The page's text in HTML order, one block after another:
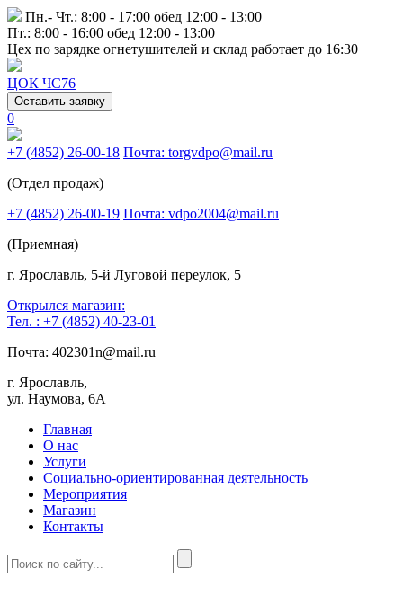
Пн.- Чт.: 8:00 - 17:00 обед 12:00 - 13:00
Пт.: 8:00 - 16:00 обед 12:00 - 13:00
Цех по зарядке огнетушителей и склад работает до 16:30
ЦОК ЧС76
Оставить заявку
0
+7 (4852) 26-00-18 Почта: torgvdpo@mail.ru
(Отдел продаж)
+7 (4852) 26-00-19 Почта: vdpo2004@mail.ru
(Приемная)
г. Ярославль, 5-й Луговой переулок, 5
Открылся магазин:
Тел. : +7 (4852) 40-23-01
Почта: 402301n@mail.ru
г. Ярославль,
ул. Наумова, 6А
Главная
О нас
Услуги
Социально-ориентированная деятельность
Мероприятия
Магазин
Контакты